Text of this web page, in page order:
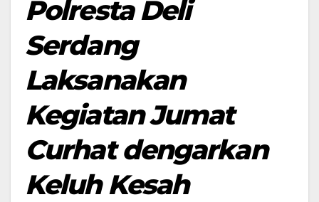
Polresta Deli
Serdang
Laksanakan
Kegiatan Jumat
Curhat dengarkan
Keluh Kesah